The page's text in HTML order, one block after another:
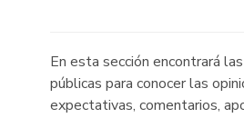
En esta sección encontrará
públicas para conocer las
expectativas, comentarios,